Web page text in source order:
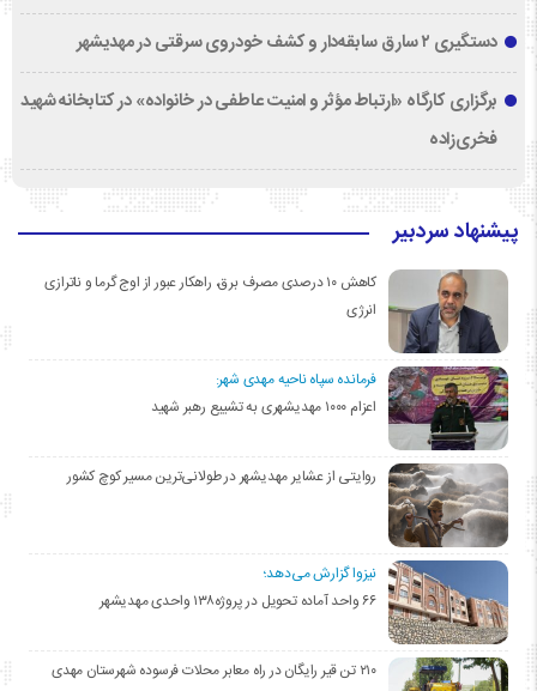
دستگیری ۲ سارق سابقه‌دار و کشف خودروی سرقتی در مهدیشهر
برگزاری کارگاه «ارتباط مؤثر و امنیت عاطفی در خانواده» در کتابخانه شهید
فخری‌زاده
پیشنهاد سردبیر
کاهش ۱۰ درصدی مصرف برق، راهکار عبور از اوج گرما و ناترازی
انرژی
فرمانده سپاه ناحیه مهدی شهر:
اعزام ۱۰۰۰ مهدیشهری به تشییع رهبر شهید
روایتی از عشایر مهدیشهر در طولانی‌ترین مسیر کوچ کشور
نیزوا گزارش می‌دهد؛
۶۶ واحد آماده تحویل در پروژه۱۳۸ واحدی مهدیشهر
۲۱۰ تن قیر رایگان در راه معابر محلات فرسوده شهرستان مهدی